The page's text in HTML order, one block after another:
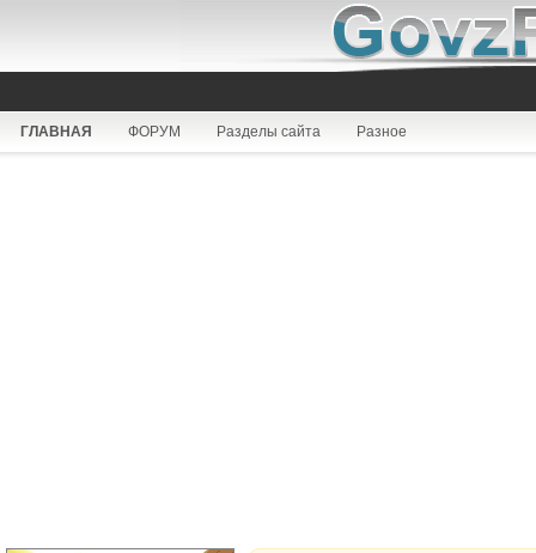
ГЛАВНАЯ ФОРУМ Разделы сайта Разное